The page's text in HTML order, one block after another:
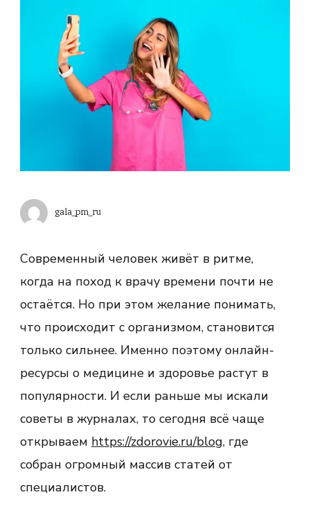
gala_pm_ru
Современный человек живёт в ритме,
когда на поход к врачу времени почти не
остаётся. Но при этом желание понимать,
что происходит с организмом, становится
только сильнее. Именно поэтому онлайн-
ресурсы о медицине и здоровье растут в
популярности. И если раньше мы искали
советы в журналах, то сегодня всё чаще
открываем https://zdorovie.ru/blog, где
собран огромный массив статей от
специалистов.